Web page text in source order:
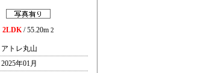
2LDK/ 55.20m 2
アトレ丸山
2025年01月